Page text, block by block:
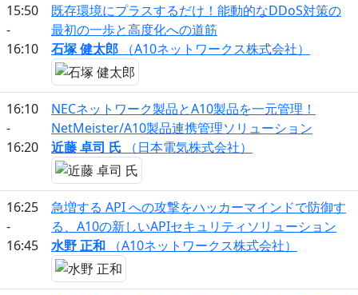
15:50
-
16:10
既存環境にプラスするだけ！能動的なDDoS対策の
最初の一歩と高度化への道筋
石塚 健太郎 （A10ネットワークス株式会社）
16:10
-
16:20
NECネットワーク製品とA10製品を一元管理！
NetMeister/A10製品連携管理ソリューション
近藤 卓司 氏 （日本電気株式会社）
16:25
-
16:45
急増する API への攻撃をハッカーマインドで防御す
る、A10の新しいAPIセキュリティソリューション
水野 正和 （A10ネットワークス株式会社）